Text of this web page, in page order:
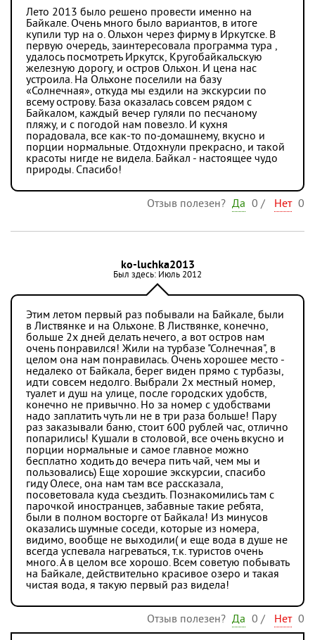
Лето 2013 было решено провести именно на
Байкале. Очень много было вариантов, в итоге
купили тур на о. Ольхон через фирму в Иркутске. В
первую очередь, заинтересовала программа тура ,
удалось посмотреть Иркутск, Кругобайкальскую
железную дорогу, и остров Ольхон. И цена нас
устроила. На Ольхоне поселили на базу
«Солнечная», откуда мы ездили на экскурсии по
всему острову. База оказалась совсем рядом с
Байкалом, каждый вечер гуляли по песчаному
пляжу, и с погодой нам повезло. И кухня
порадовала, все как-то по-домашнему, вкусно и
порции нормальные. Отдохнули прекрасно, и такой
красоты нигде не видела. Байкал - настоящее чудо
природы. Спасибо!
Отзыв полезен? Да 0 / Нет 0
ko-luchka2013
Был здесь: Июль 2012
Этим летом первый раз побывали на Байкале, были
в Листвянке и на Ольхоне. В Листвянке, конечно,
больше 2х дней делать нечего, а вот остров нам
очень понравился! Жили на турбазе "Солнечная", в
целом она нам понравилась. Очень хорошее место -
недалеко от Байкала, берег виден прямо с турбазы,
идти совсем недолго. Выбрали 2х местный номер,
туалет и душ на улице, после городских удобств,
конечно не привычно. Но за номер с удобствами
надо заплатить чуть ли не в три раза больше! Пару
раз заказывали баню, стоит 600 рублей час, отлично
попарились! Кушали в столовой, все очень вкусно и
порции нормальные и самое главное можно
бесплатно ходить до вечера пить чай, чем мы и
пользовались) Еще хорошие экскурсии, спасибо
гиду Олесе, она нам там все рассказала,
посоветовала куда съездить. Познакомились там с
парочкой иностранцев, забавные такие ребята,
были в полном восторге от Байкала! Из минусов
оказались шумные соседи, которые из номера,
видимо, вообще не выходили( и еще вода в душе не
всегда успевала нагреваться, т.к. туристов очень
много. А в целом все хорошо. Всем советую побывать
на Байкале, действительно красивое озеро и такая
чистая вода, я такую первый раз видела!
Отзыв полезен? Да 0 / Нет 0